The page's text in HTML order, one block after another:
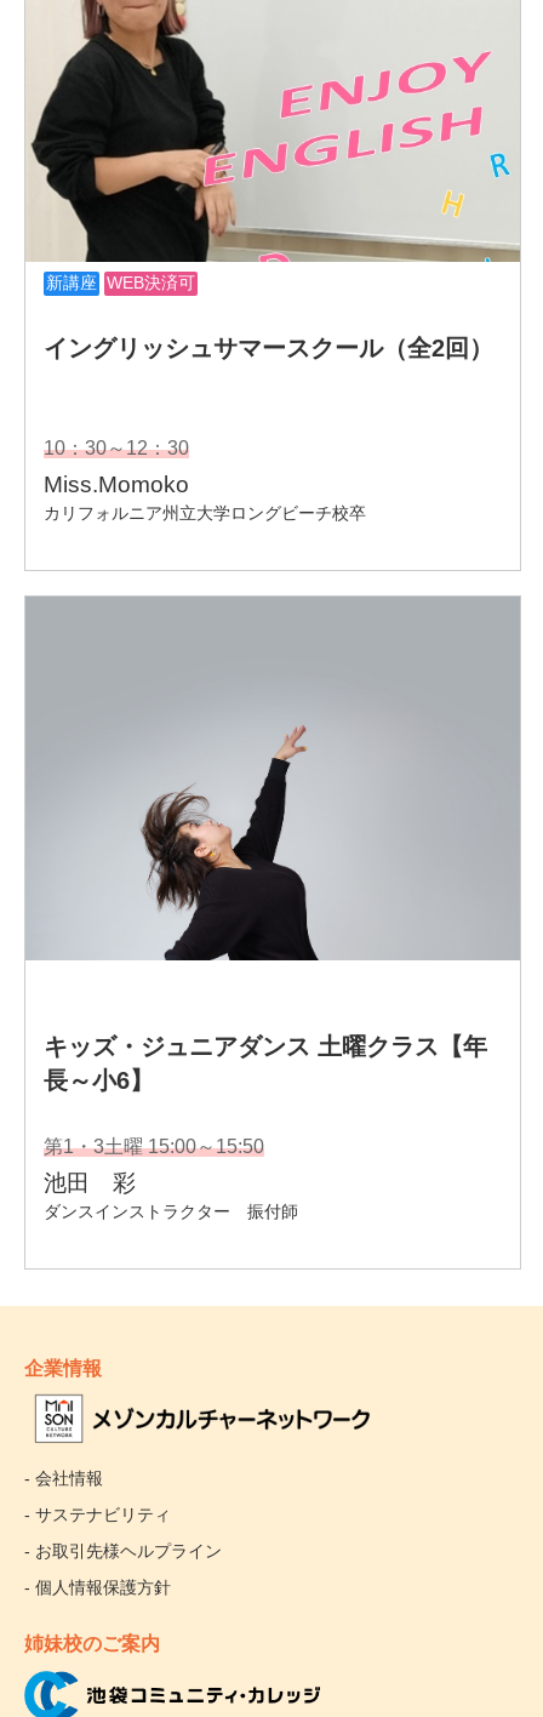
企業情報
- 会社情報
- サステナビリティ
- お取引先様ヘルプライン
- 個人情報保護方針
姉妹校のご案内